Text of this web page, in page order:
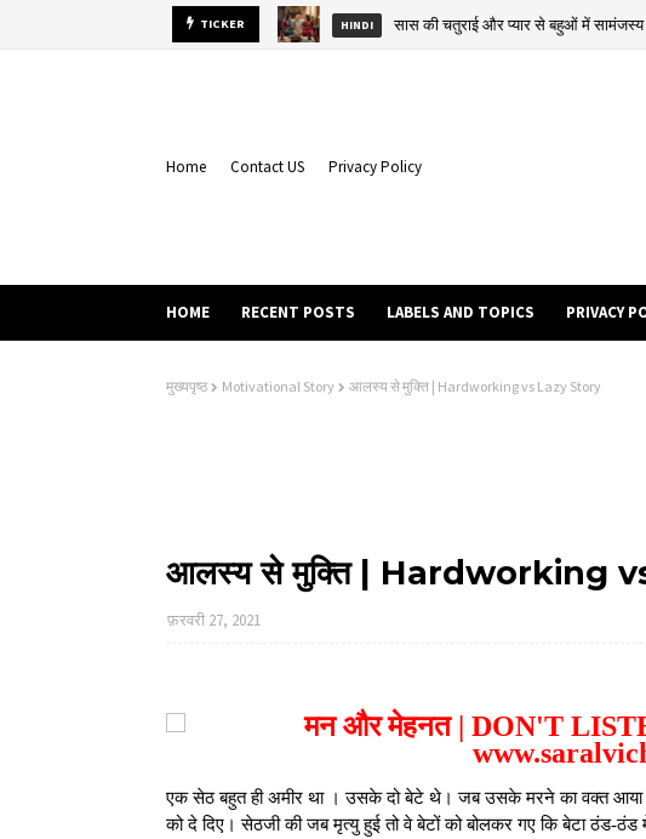
TICKER HINDI सास की चतुराई और प्यार से बहुओं में
Home Contact US Privacy Policy
HOME RECENT POSTS LABELS AND TOPICS PRIVACY
मुख्यपृष्ठ Motivational Story आलस्य से मुक्ति | Hardworking vs Lazy Story
आलस्य से मुक्ति | Hardworking
फ़रवरी 27, 2021
एक सेठ बहुत ही अमीर था । उसके दो बेटे थे। जब उसके मरने का वक्त आया
को दे दिए। सेठजी की जब मृत्यु हुई तो वे बेटों को बोलकर गए कि बेटा ठंड-